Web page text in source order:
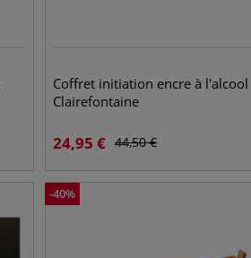
Coffret initiation encre à l'alcool
Clairefontaine
24,95 € 44,50€
-40%